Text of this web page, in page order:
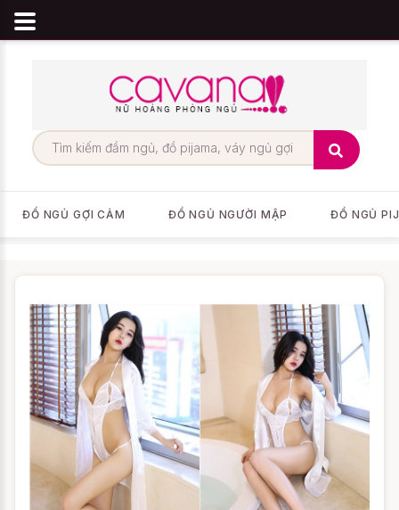
ĐỒ NGỦ GỢI CẢM ĐỒ NGỦ NGƯỜI MẬP ĐỒ NGỦ